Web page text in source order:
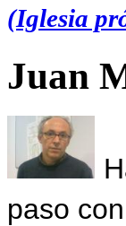
(Iglesia
Juan
paso